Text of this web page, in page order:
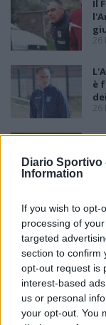
Diario Sportivo
Information
If you wish to opt-
processing of
targeted
section to confirm
opt-out request is
interest-based
us or personal
your opt-out. You
Il
26
è
26
e